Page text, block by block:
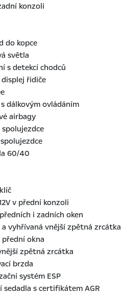
konzoli
do kopce
světla
s detekcí chodců
řidiče
dálkovým ovládáním
airbagy
60/40
v přední konzoli
i zadních oken
vyhřívaná vnější zpětná zrcátka
okna
zpětná zrcátka
brzda
systém ESP
sedadla s certifikátem AGR